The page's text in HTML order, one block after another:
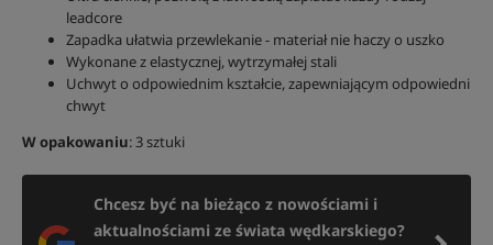
leadcore
Zapadka ułatwia przewlekanie - materiał nie haczy o uszko
Wykonane z elastycznej, wytrzymałej stali
Uchwyt o odpowiednim kształcie, zapewniającym odpowiedni
chwyt
W opakowaniu: 3 sztuki
Chcesz być na bieżąco z nowościami i
aktualnościami ze świata wędkarskiego?